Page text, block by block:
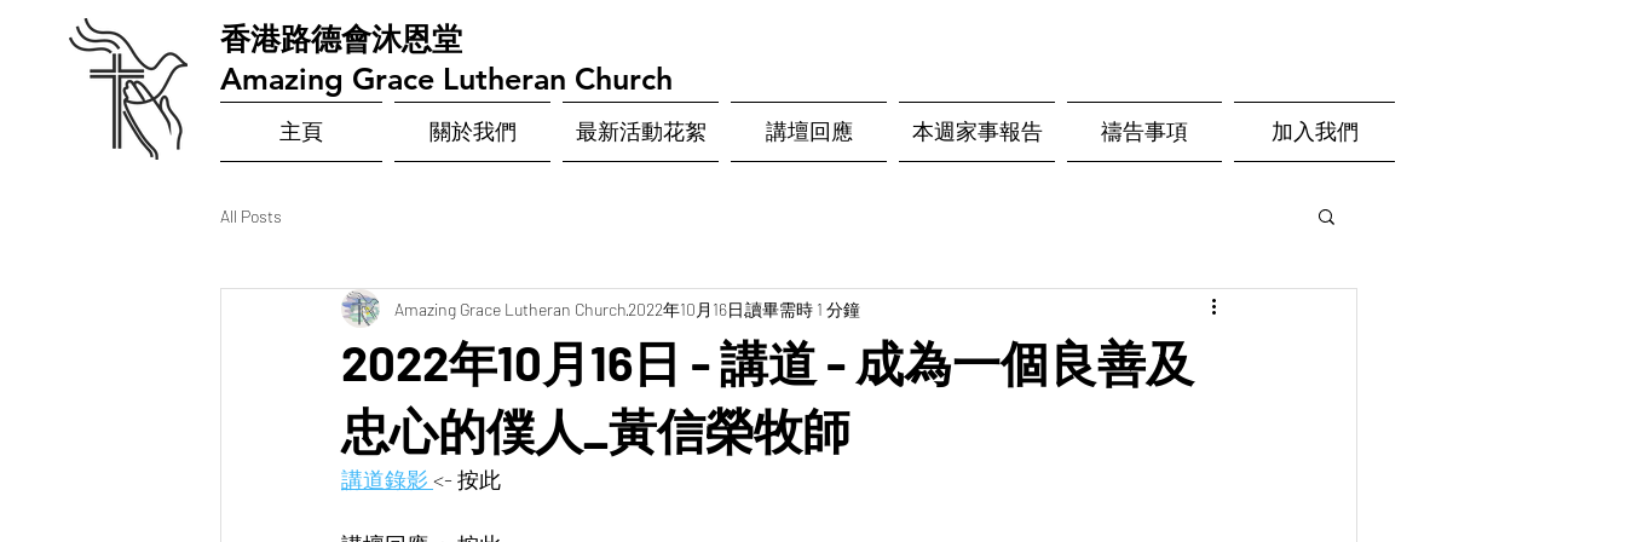
​香港路德會沐恩堂
Amazing Grace Lutheran Church
主頁 關於我們 最新活動花絮 講壇回應 本週家事報告 禱告事項 加入我們
All Posts
2022年10月16日 - 講道 - 成為一個良善及
忠心的僕人_黃信榮牧師
Amazing Grace Lutheran Church2022年10月16日讀畢需時 1 分鐘
講道錄影 <- 按此